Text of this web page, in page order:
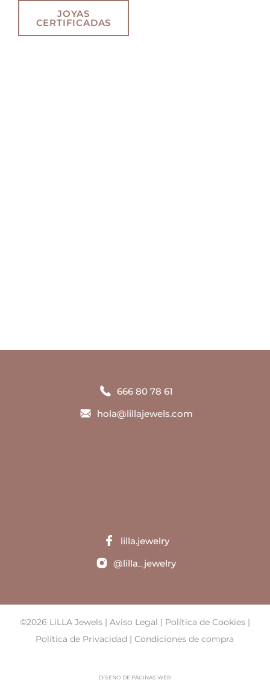
JOYAS
CERTIFICADAS
666 80 78 61
hola@lillajewels.com
lilla.jewelry
@lilla_jewelry
©2026 LiLLA Jewels | Aviso Legal | Política de Cookies|
Política de Privacidad |Condiciones de compra
DISEÑO DE PÁGINAS WEB